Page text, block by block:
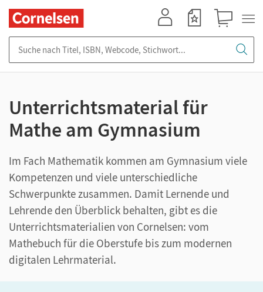
Unterrichtsmaterial für
Mathe am Gymnasium
Im Fach Mathematik kommen am Gymnasium viele
Kompetenzen und viele unterschiedliche
Schwerpunkte zusammen. Damit Lernende und
Lehrende den Überblick behalten, gibt es die
Unterrichtsmaterialien von Cornelsen: vom
Mathebuch für die Oberstufe bis zum modernen
digitalen Lehrmaterial.